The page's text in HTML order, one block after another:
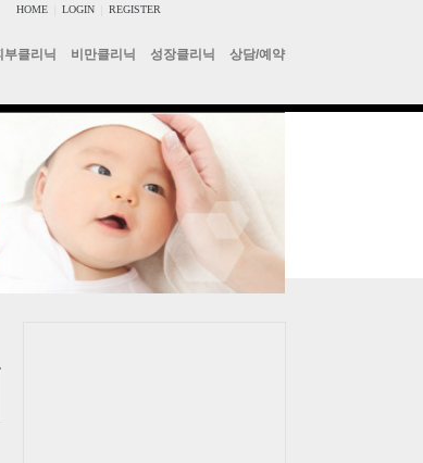
HOME LOGIN REGISTER
부클리닉 비만클리닉 성장클리닉 상담/예약